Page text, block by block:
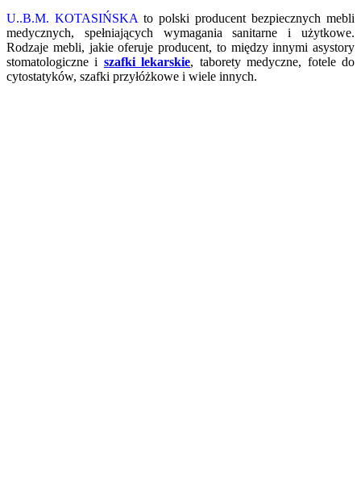
U..B.M. KOTASIŃSKA to polski producent bezpiecznych mebli
medycznych, spełniających wymagania sanitarne i użytkowe.
Rodzaje mebli, jakie oferuje producent, to między innymi asystory
stomatologiczne i szafki lekarskie, taborety medyczne, fotele do
cytostatyków, szafki przyłóżkowe i wiele innych.